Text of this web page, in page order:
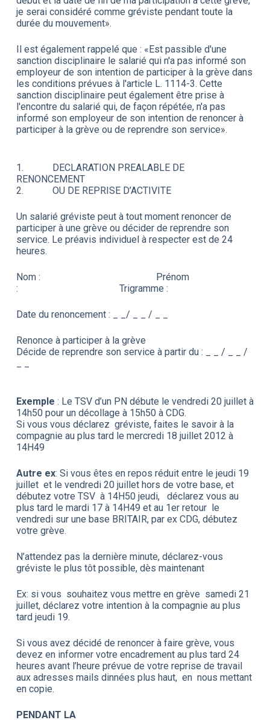
je serai considéré comme gréviste pendant toute la
durée du mouvement».
Il est également rappelé que : «Est passible d'une
sanction disciplinaire le salarié qui n'a pas informé son
employeur de son intention de participer à la grève dans
les conditions prévues à l'article L. 1114-3. Cette
sanction disciplinaire peut également être prise à
l'encontre du salarié qui, de façon répétée, n'a pas
informé son employeur de son intention de renoncer à
participer à la grève ou de reprendre son service».
1. DECLARATION PREALABLE DE
RENONCEMENT
2. OU DE REPRISE D’ACTIVITE
Un salarié gréviste peut à tout moment renoncer de
participer à une grève ou décider de reprendre son
service. Le préavis individuel à respecter est de 24
heures.
Nom : Prénom
: Trigramme :
Date du renoncement : _ _/ _ _ / _ _
Renonce à participer à la grève
Décide de reprendre son service à partir du : _ _ / _ _ /
Exemple : Le TSV d’un PN débute le vendredi 20 juillet à
14h50 pour un décollage à 15h50 à CDG.
Si vous vous déclarez gréviste, faites le savoir à la
compagnie au plus tard le mercredi 18 juillet 2012 à
14H49
Autre ex: Si vous êtes en repos réduit entre le jeudi 19
juillet et le vendredi 20 juillet hors de votre base, et
débutez votre TSV à 14H50 jeudi, déclarez vous au
plus tard le mardi 17 à 14H49 et au 1er retour le
vendredi sur une base BRITAIR, par ex CDG, débutez
votre grève.
N’attendez pas la dernière minute, déclarez-vous
gréviste le plus tôt possible, dès maintenant
Ex: si vous souhaitez vous mettre en grève samedi 21
juillet, déclarez votre intention à la compagnie au plus
tard jeudi 19.
Si vous avez décidé de renoncer à faire grève, vous
devez en informer votre encadrement au plus tard 24
heures avant l’heure prévue de votre reprise de travail
aux adresses mails dinnées plus haut, en nous mettant
en copie.
PENDANT LA